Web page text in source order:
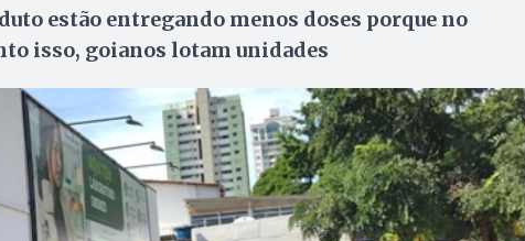
estão entregando menos doses porque no
isso, goianos lotam unidades